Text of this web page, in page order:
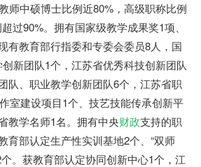
师中硕博士比例近80%，高级职称比例
过90%。拥有国家级教学成果奖1项、
有教育部行指委和专委会委员8人，国
新团队1个，江苏省优秀科技创新团队
队、职业教学创新团队6个，江苏省职
室建设项目1个、技艺技能传承创新平
教学名师1名。拥有中央财政支持的职
育部认定生产性实训基地2个、“双师
。获教育部认定协同创新中心1个，江